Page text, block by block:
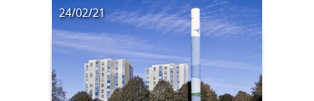
24/02/21